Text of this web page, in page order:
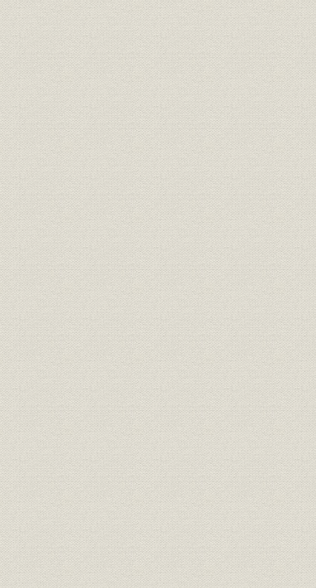
第4節 初期のコンピュータの普及
1. 初期のコンピューターカストマー
2. カストマーのコンピューター利用
3. 東京オリンピックと銀行オンライン・システム
第5節 コンピューターの営業・教育・SE・保守活動
1. コンピューター移行時代の営業
2. 社内外の教育とカストマーの研究活動
3. システムズ・エンジニア(SE)の誕生
4. コンピューター時代の保守活動
第6節 コンピューターの国産開始
1. 千鳥町工場の建設
2. カード工場と製品保証部門
第7節 確立期の経営
1. 人事と組織・管理
2. 急成長と増資
第4章 システム/360の登場と情報革命(昭和39年~昭和44年)
第1節 日本経済の大型化と情報産業の発展
1. コンピューター産業の急成長
2. 国産メーカー育成策と国産メーカーの動向
第2節 日本アイ・ビー・エムの経営発展